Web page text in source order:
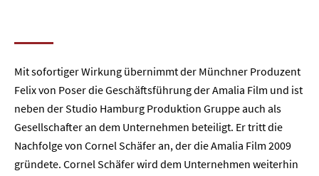
Mit sofortiger Wirkung übernimmt der Münchner Produzent
Felix von Poser die Geschäftsführung der Amalia Film und ist
neben der Studio Hamburg Produktion Gruppe auch als
Gesellschafter an dem Unternehmen beteiligt. Er tritt die
Nachfolge von Cornel Schäfer an, der die Amalia Film 2009
gründete. Cornel Schäfer wird dem Unternehmen weiterhin